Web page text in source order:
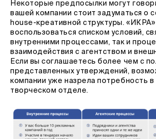
Некоторые предпосылки могут
вашей компании стоит задуматься о
house-креативной структуры.
воспользоваться списком условий,
внутренними процессами, так и
взаимодействия с агентством и
Если вы соглашаетесь более чем с
представленных утверждений,
компании уже назрела потребность
творческом отделе.